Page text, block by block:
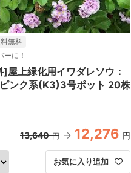
無料
ーに！
屋上緑化用イワダレソウ：
ンク系(K3)3号ポット 20株
13,640 円 12,276 円
お気に入り追加